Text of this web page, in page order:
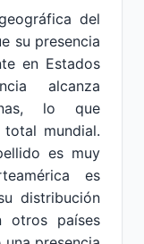
del
su presencia
en Estados
alcanza
lo que
mundial.
es muy
es
distribución
otros países